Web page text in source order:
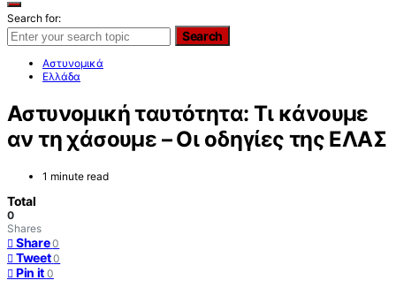
Search for:
Search
Αστυνομικά
Ελλάδα
Αστυνομική ταυτότητα: Τι κάνουμε
αν τη χάσουμε – Οι οδηγίες της ΕΛΑΣ
1 minute read
Total
0
Shares
Share 0
Tweet 0
Pin it 0